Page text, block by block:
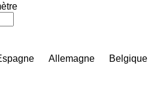
Allemagne
Belgique